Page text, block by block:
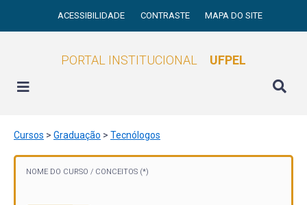
ACESSIBILIDADE CONTRASTE MAPA DO SITE
PORTAL INSTITUCIONAL UFPEL
Cursos > Graduação > Tecnólogos
NOME DO CURSO / CONCEITOS (*)